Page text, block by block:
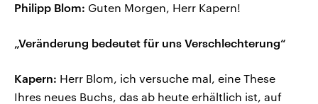
Philipp Blom: Guten Morgen, Herr Kapern!
„Veränderung bedeutet für uns Verschlechterung“
Kapern: Herr Blom, ich versuche mal, eine These
Ihres neues Buchs, das ab heute erhältlich ist, auf